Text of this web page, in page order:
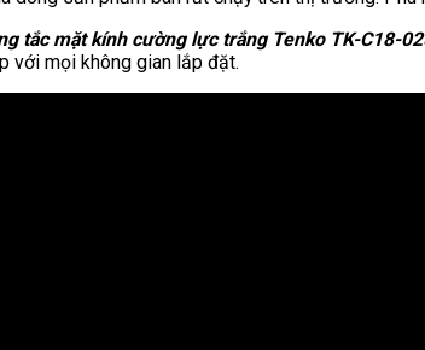
tắc mặt kính cường lực trắng Tenko TK-C18-
với mọi không gian lắp đặt.